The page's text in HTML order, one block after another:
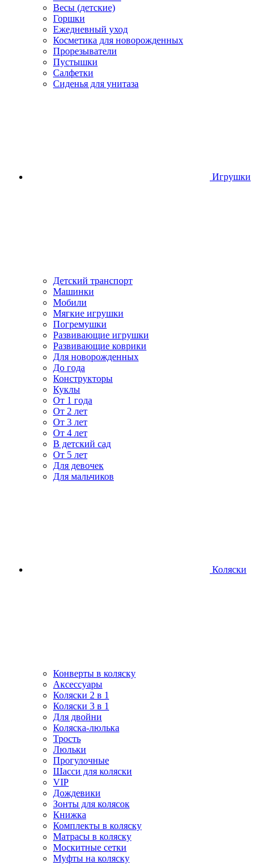
Весы (детские)
Горшки
Ежедневный уход
Косметика для новорожденных
Прорезыватели
Пустышки
Салфетки
Сиденья для унитаза
Игрушки
Детский транспорт
Машинки
Мобили
Мягкие игрушки
Погремушки
Развивающие игрушки
Развивающие коврики
Для новорожденных
До года
Конструкторы
Куклы
От 1 года
От 2 лет
От 3 лет
От 4 лет
В детский сад
От 5 лет
Для девочек
Для мальчиков
Коляски
Конверты в коляску
Аксессуары
Коляски 2 в 1
Коляски 3 в 1
Для двойни
Коляска-люлька
Трость
Люльки
Прогулочные
Шасси для коляски
VIP
Дождевики
Зонты для колясок
Книжка
Комплекты в коляску
Матрасы в коляску
Москитные сетки
Муфты на коляску